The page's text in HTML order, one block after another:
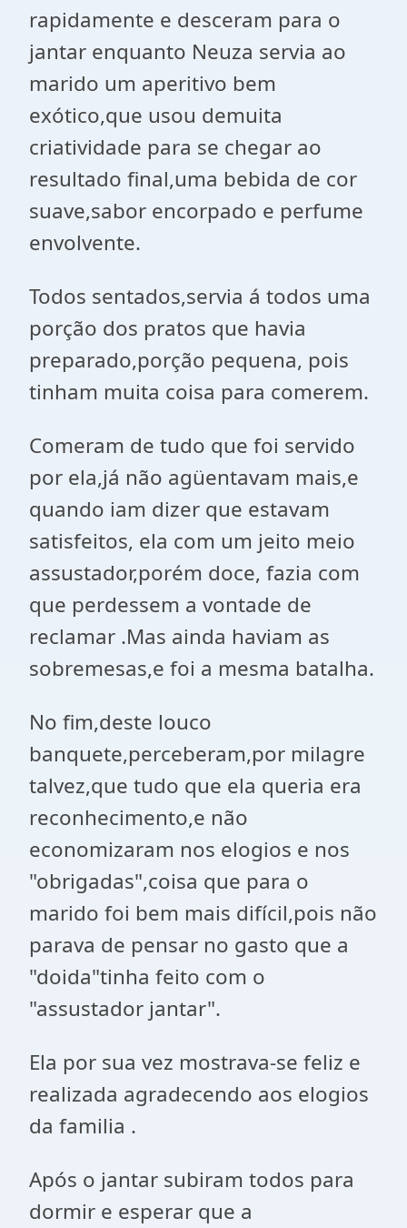
rapidamente e desceram para o
jantar enquanto Neuza servia ao
marido um aperitivo bem
exótico,que usou demuita
criatividade para se chegar ao
resultado final,uma bebida de cor
suave,sabor encorpado e perfume
envolvente.
Todos sentados,servia á todos uma
porção dos pratos que havia
preparado,porção pequena, pois
tinham muita coisa para comerem.
Comeram de tudo que foi servido
por ela,já não agüentavam mais,e
quando iam dizer que estavam
satisfeitos, ela com um jeito meio
assustador,porém doce, fazia com
que perdessem a vontade de
reclamar .Mas ainda haviam as
sobremesas,e foi a mesma batalha.
No fim,deste louco
banquete,perceberam,por milagre
talvez,que tudo que ela queria era
reconhecimento,e não
economizaram nos elogios e nos
"obrigadas",coisa que para o
marido foi bem mais difícil,pois não
parava de pensar no gasto que a
"doida"tinha feito com o
"assustador jantar".
Ela por sua vez mostrava-se feliz e
realizada agradecendo aos elogios
da familia .
Após o jantar subiram todos para
dormir e esperar que a